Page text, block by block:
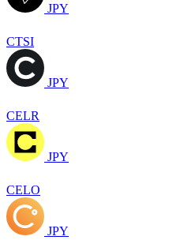
JPY
CTSI
JPY
CELR
JPY
CELO
JPY